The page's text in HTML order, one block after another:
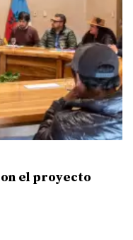
el proyecto